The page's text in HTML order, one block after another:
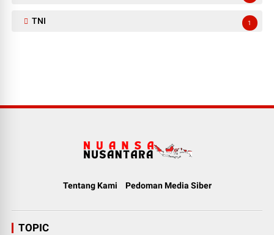
TNI 1
Tentang Kami Pedoman Media Siber
TOPIC